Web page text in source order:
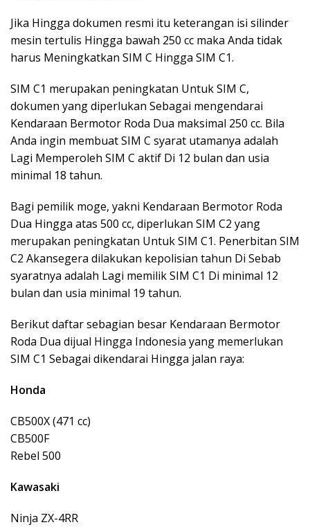
Jika Hingga dokumen resmi itu keterangan isi silinder
mesin tertulis Hingga bawah 250 cc maka Anda tidak
harus Meningkatkan SIM C Hingga SIM C1.
SIM C1 merupakan peningkatan Untuk SIM C,
dokumen yang diperlukan Sebagai mengendarai
Kendaraan Bermotor Roda Dua maksimal 250 cc. Bila
Anda ingin membuat SIM C syarat utamanya adalah
Lagi Memperoleh SIM C aktif Di 12 bulan dan usia
minimal 18 tahun.
Bagi pemilik moge, yakni Kendaraan Bermotor Roda
Dua Hingga atas 500 cc, diperlukan SIM C2 yang
merupakan peningkatan Untuk SIM C1. Penerbitan SIM
C2 Akansegera dilakukan kepolisian tahun Di Sebab
syaratnya adalah Lagi memilik SIM C1 Di minimal 12
bulan dan usia minimal 19 tahun.
Berikut daftar sebagian besar Kendaraan Bermotor
Roda Dua dijual Hingga Indonesia yang memerlukan
SIM C1 Sebagai dikendarai Hingga jalan raya:
Honda
CB500X (471 cc)
CB500F
Rebel 500
Kawasaki
Ninja ZX-4RR